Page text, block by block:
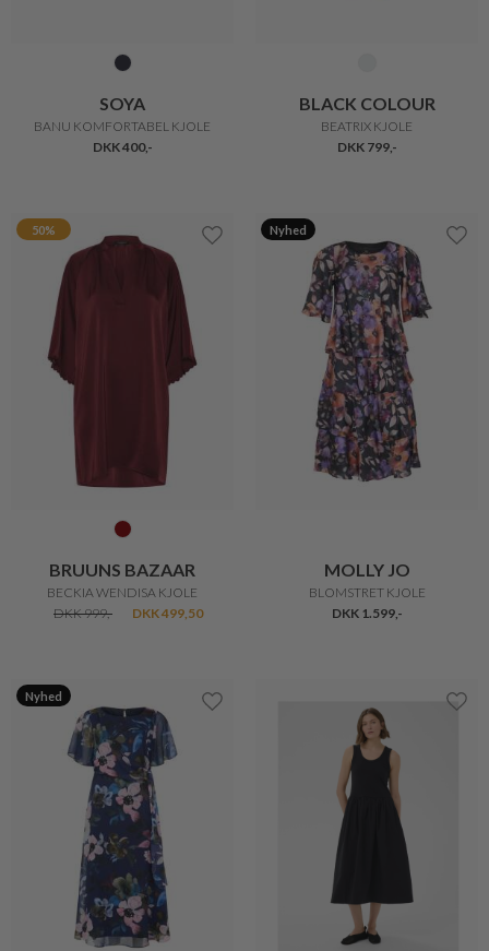
SOYA
BANU KOMFORTABEL KJOLE
DKK 400,-
BLACK COLOUR
BEATRIX KJOLE
DKK 799,-
50%
BRUUNS BAZAAR
BECKIA WENDISA KJOLE
DKK 999,-
DKK 499,50
Nyhed
MOLLY JO
BLOMSTRET KJOLE
DKK 1.599,-
Nyhed